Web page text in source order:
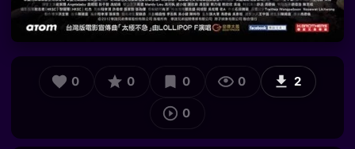
0 0 0 0 2
0